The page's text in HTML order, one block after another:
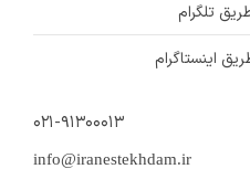
تلگرام
اینستاگرام
۰۲۱-۹۱۳۰۰۰۱۳
info@iranestekhdam.ir